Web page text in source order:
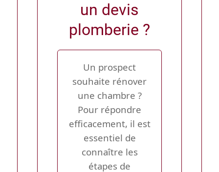
un devis
plomberie ?
Un prospect
souhaite rénover
une chambre ?
Pour répondre
efficacement, il est
essentiel de
connaître les
étapes de